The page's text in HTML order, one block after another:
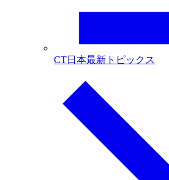
CT日本最新トピックス